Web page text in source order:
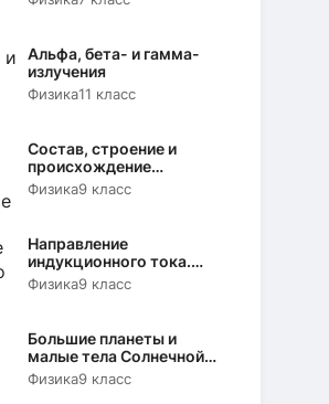
Альфа, бета- и гамма-
излучения
Физика11 класс
Состав, строение и
происхождение
Солнечной системы
Физика9 класс
Направление
индукционного тока.
Правило Ленца
Физика9 класс
Большие планеты и
малые тела Солнечной
системы
Физика9 класс